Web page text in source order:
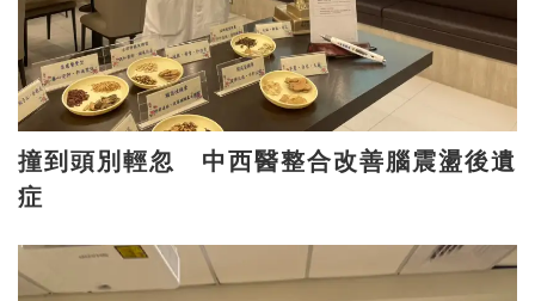
撞到頭別輕忽 中西醫整合改善腦震盪後遺
症